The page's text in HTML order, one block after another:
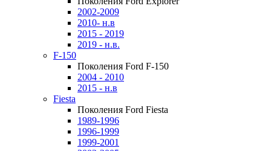
2002-2009
2010- н.в
2015 - 2019
2019 - н.в.
F-150
Поколения Ford F-150
2004 - 2010
2015 - н.в
Fiesta
Поколения Ford Fiesta
1989-1996
1996-1999
1999-2001